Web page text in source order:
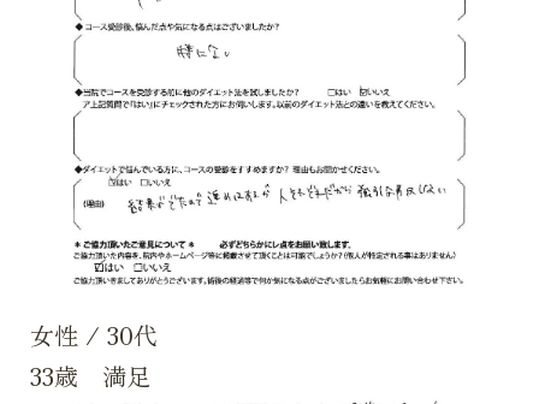
女性 / 30代
33歳 満足